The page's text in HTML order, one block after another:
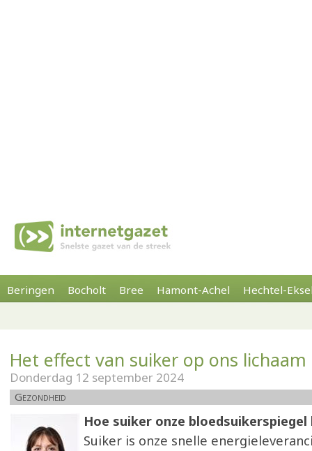
Beringen Bocholt Bree Hamont-Achel Hechtel-
Het effect van suiker op ons lichaam
Donderdag 12 september 2024
Gezondheid
Hoe suiker onze
Suiker is onze snelle